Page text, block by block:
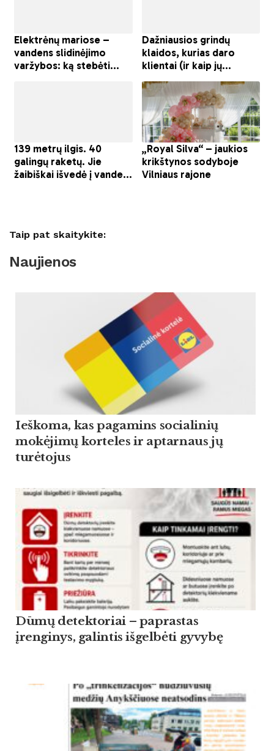
Taip pat skaitykite:
Naujienos
Ieškoma, kas pagamins socialinių
mokėjimų korteles ir aptarnaus jų
turėtojus
Dūmų detektoriai – paprastas
įrenginys, galintis išgelbėti gyvybę